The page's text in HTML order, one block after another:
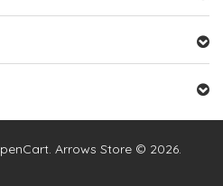
. Arrows Store © 2026.